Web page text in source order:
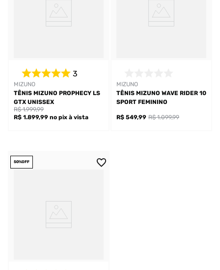
MIZUNO
3
TÊNIS MIZUNO PROPHECY LS
GTX UNISSEX
R$ 1.899,99 no pix à vista
R$ 1.999,99
MIZUNO
TÊNIS MIZUNO WAVE RIDER 10
SPORT FEMININO
R$ 549,99 R$ 1.099,99
50%OFF